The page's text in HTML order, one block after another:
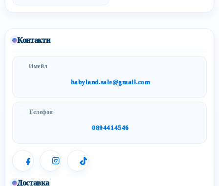
Контакти
Имейл
babyland.sale@gmail.com
Телефон
0894414546
Доставка